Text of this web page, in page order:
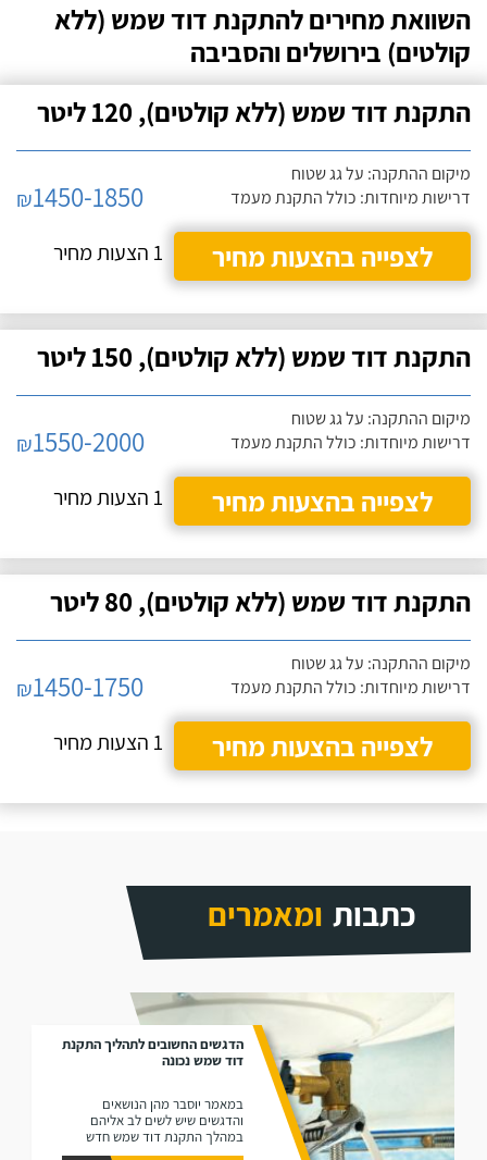
השוואת מחירים להתקנת דוד שמש (ללא
קולטים) בירושלים והסביבה
התקנת דוד שמש (ללא קולטים), 120 ליטר
מיקום ההתקנה: על גג שטוח
דרישות מיוחדות: כולל התקנת מעמד
₪1450-1850
לצפייה בהצעות מחיר
1 הצעות מחיר
התקנת דוד שמש (ללא קולטים), 150 ליטר
מיקום ההתקנה: על גג שטוח
דרישות מיוחדות: כולל התקנת מעמד
₪1550-2000
לצפייה בהצעות מחיר
1 הצעות מחיר
התקנת דוד שמש (ללא קולטים), 80 ליטר
מיקום ההתקנה: על גג שטוח
דרישות מיוחדות: כולל התקנת מעמד
₪1450-1750
לצפייה בהצעות מחיר
1 הצעות מחיר
כתבות ומאמרים
הדגשים החשובים לתהליך התקנת
דוד שמש נכונה
במאמר יוסבר מהן הנושאים
והדגשים שיש לשים לב אליהם
במהלך התקנת דוד שמש חדש